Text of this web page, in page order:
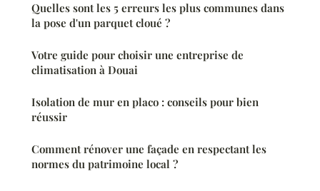
Quelles sont les 5 erreurs les plus communes dans
la pose d'un parquet cloué ?
Votre guide pour choisir une entreprise de
climatisation à Douai
Isolation de mur en placo : conseils pour bien
réussir
Comment rénover une façade en respectant les
normes du patrimoine local ?